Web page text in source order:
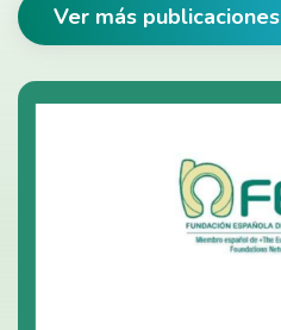
Ver más publicaciones